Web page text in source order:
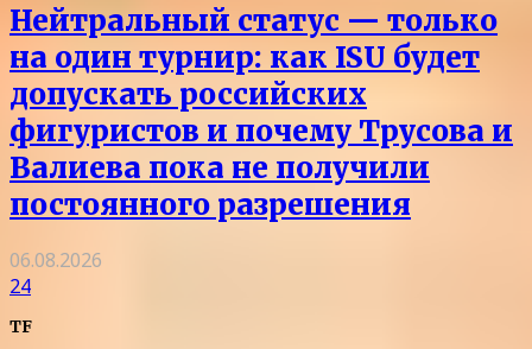
Нейтральный статус — только
на один турнир: как ISU будет
допускать российских
фигуристов и почему Трусова и
Валиева пока не получили
постоянного разрешения
06.08.2026
24
TF